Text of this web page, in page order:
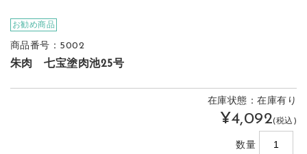
お勧め商品
商品番号：5002
朱肉 七宝塗肉池25号
在庫状態：在庫有り
¥4,092(税込)
数量